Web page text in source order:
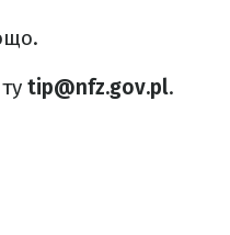
tip@nfz.gov.pl.